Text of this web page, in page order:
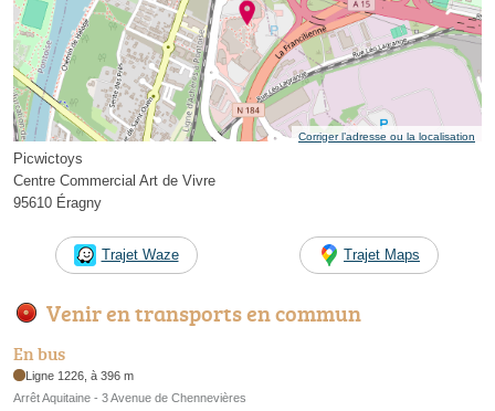
Corriger l’adresse ou la localisation
Picwictoys
Centre Commercial Art de Vivre
95610 Éragny
Trajet Waze Trajet Maps
Venir en transports en commun
En bus
Ligne 1226, à 396 m
Arrêt Aquitaine - 3 Avenue de Chennevières